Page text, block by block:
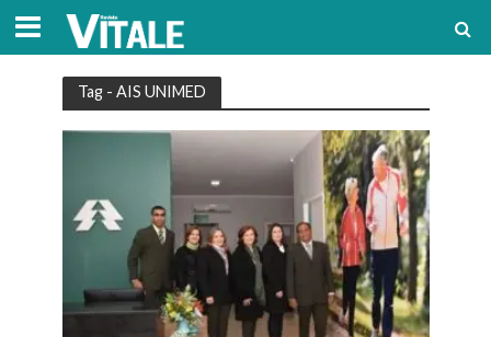
Tag - AIS UNIMED